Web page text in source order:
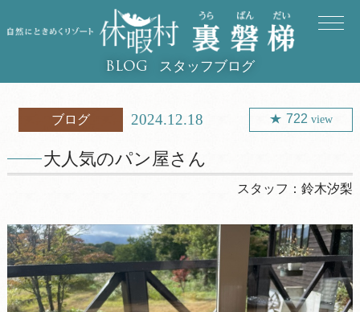
BLOG スタッフブログ
ブログ 2024.12.18 722 view
大人気のパン屋さん
スタッフ：鈴木汐梨